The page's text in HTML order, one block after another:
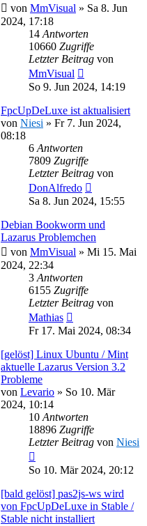
von MmVisual » Sa 8. Jun
2024, 17:18
14 Antworten
10660 Zugriffe
Letzter Beitrag von
MmVisual
So 9. Jun 2024, 14:19
FpcUpDeLuxe ist aktualisiert
von Niesi » Fr 7. Jun 2024,
08:18
6 Antworten
7809 Zugriffe
Letzter Beitrag von
DonAlfredo
Sa 8. Jun 2024, 15:55
Debian Bookworm und
Lazarus Problemchen
von MmVisual » Mi 15. Mai
2024, 22:34
3 Antworten
6155 Zugriffe
Letzter Beitrag von
Mathias
Fr 17. Mai 2024, 08:34
[gelöst] Linux Ubuntu / Mint
aktuelle Lazarus Version 3.2
Probleme
von Levario » So 10. Mär
2024, 10:14
10 Antworten
18896 Zugriffe
Letzter Beitrag von Niesi
So 10. Mär 2024, 20:12
[bald gelöst] pas2js-ws wird
von FpcUpDeLuxe in Stable /
Stable nicht installiert